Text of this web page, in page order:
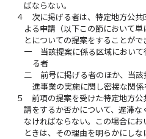
ばならない。
４
次に掲げる者は、特定地方公
よる申請（以下この節において
とについての提案をすることがで
一
当該提案に係る区域におい
る者
二
前号に掲げる者のほか、当
進事業の実施に関し密接な関係
５
前項の提案を受けた特定地方
請をするか否かについて、遅滞
なければならない。この場合に
ときは、その理由を明らかにしな